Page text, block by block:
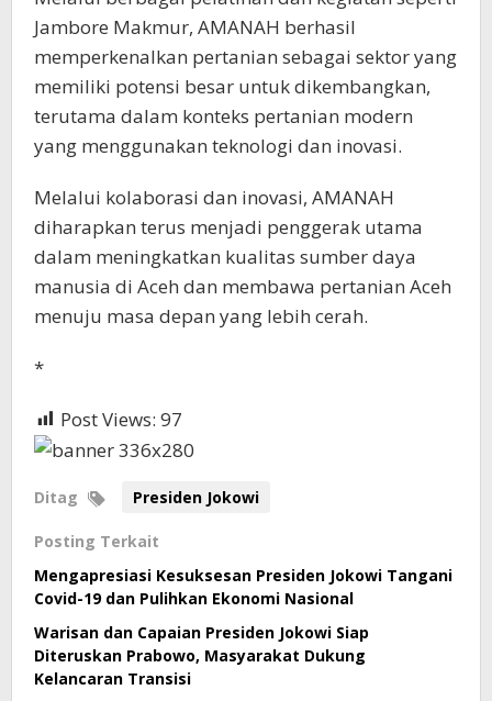
Jambore Makmur, AMANAH berhasil
memperkenalkan pertanian sebagai sektor yang
memiliki potensi besar untuk dikembangkan,
terutama dalam konteks pertanian modern
yang menggunakan teknologi dan inovasi.
Melalui kolaborasi dan inovasi, AMANAH
diharapkan terus menjadi penggerak utama
dalam meningkatkan kualitas sumber daya
manusia di Aceh dan membawa pertanian Aceh
menuju masa depan yang lebih cerah.
*
Post Views: 97
Ditag Presiden Jokowi
Posting Terkait
Mengapresiasi Kesuksesan Presiden Jokowi Tangani
Covid-19 dan Pulihkan Ekonomi Nasional
Warisan dan Capaian Presiden Jokowi Siap
Diteruskan Prabowo, Masyarakat Dukung
Kelancaran Transisi